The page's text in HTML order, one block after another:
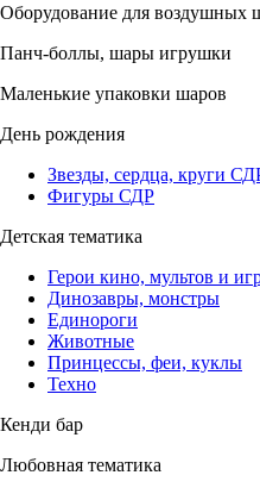
Оборудование для воздушных
Панч-боллы, шары игрушки
Маленькие упаковки шаров
День рождения
Звезды, сердца, круги
Фигуры СДР
Детская тематика
Герои кино, мультов и
Динозавры, монстры
Единороги
Животные
Принцессы, феи, куклы
Техно
Кенди бар
Любовная тематика